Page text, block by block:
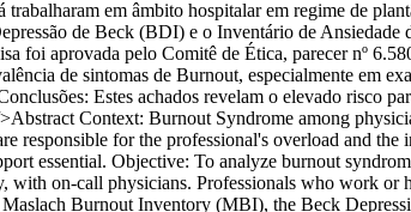
em âmbito hospitalar em regime de
de Beck (BDI) e o Inventário de
foi aprovada pelo Comitê de Ética, parecer nº
de sintomas de Burnout, especialmente em
Estes achados revelam o elevado risco
Context: Burnout Syndrome among
for the professional's overload and
essential. Objective: To analyze burnout
on-call physicians. Professionals who work or
Burnout Inventory (MBI), the Beck